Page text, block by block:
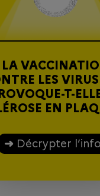
LA
LES
T-
EN
Décrypter